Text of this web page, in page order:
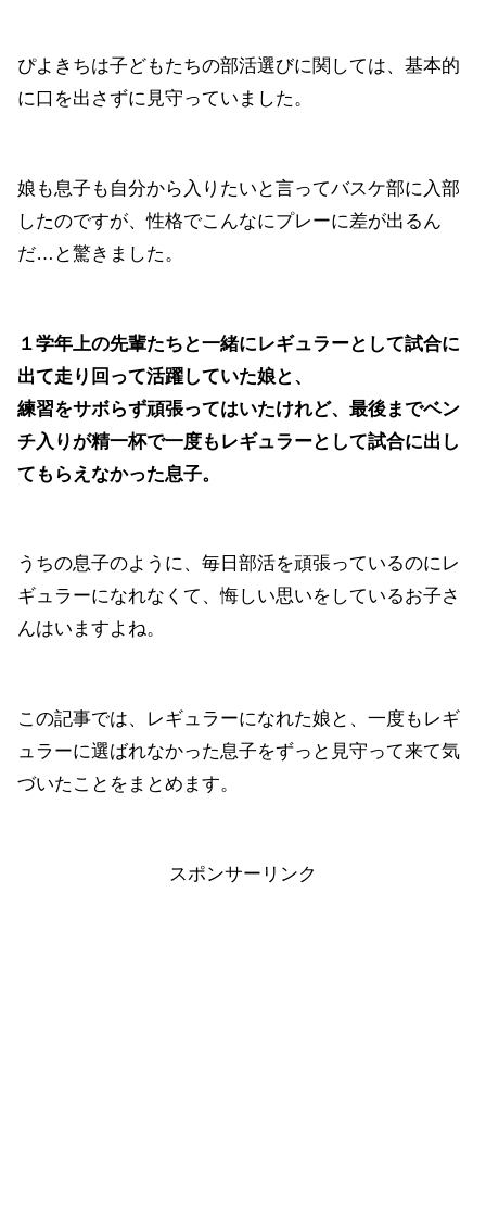
ぴよきちは子どもたちの部活選びに関しては、基本的
に口を出さずに見守っていました。
娘も息子も自分から入りたいと言ってバスケ部に入部
したのですが、性格でこんなにプレーに差が出るん
だ…と驚きました。
１学年上の先輩たちと一緒にレギュラーとして試合に
出て走り回って活躍していた娘と、
練習をサボらず頑張ってはいたけれど、最後までベン
チ入りが精一杯で一度もレギュラーとして試合に出し
てもらえなかった息子。
うちの息子のように、毎日部活を頑張っているのにレ
ギュラーになれなくて、悔しい思いをしているお子さ
んはいますよね。
この記事では、レギュラーになれた娘と、一度もレギ
ュラーに選ばれなかった息子をずっと見守って来て気
づいたことをまとめます。
スポンサーリンク